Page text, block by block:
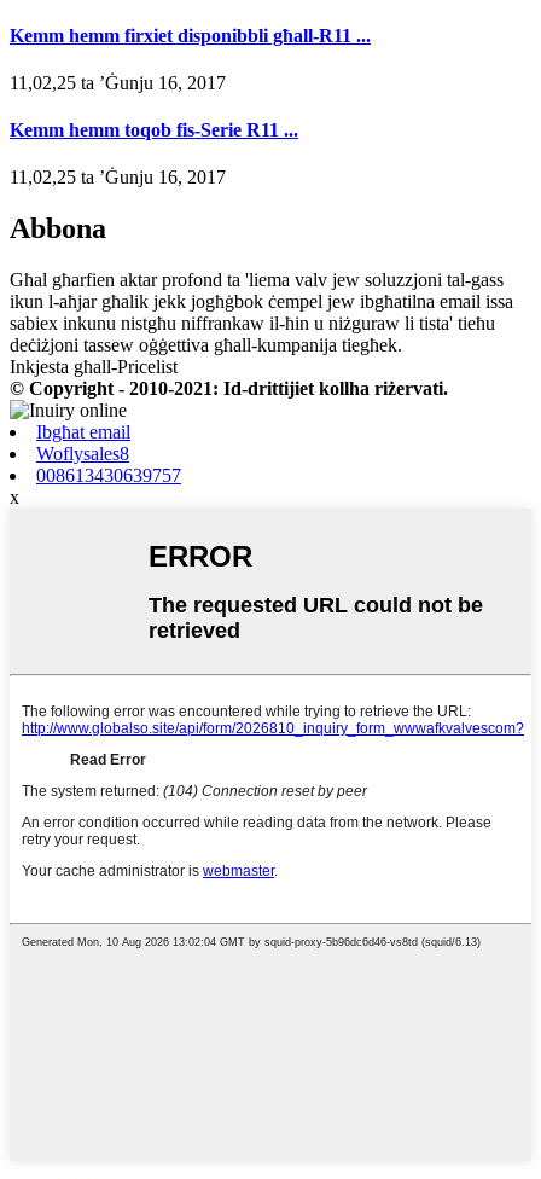
Kemm hemm firxiet disponibbli għall-R11 ...
11,02,25 ta ’Ġunju 16, 2017
Kemm hemm toqob fis-Serie R11 ...
11,02,25 ta ’Ġunju 16, 2017
Abbona
Għal għarfien aktar profond ta 'liema valv jew soluzzjoni tal-gass
ikun l-aħjar għalik jekk jogħġbok ċempel jew ibgħatilna email issa
sabiex inkunu nistgħu niffrankaw il-ħin u niżguraw li tista' tieħu
deċiżjoni tassew oġġettiva għall-kumpanija tiegħek.
Inkjesta għall-Pricelist
© Copyright - 2010-2021: Id-drittijiet kollha riżervati.
Ibgħat email
Woflysales8
008613430639757
x